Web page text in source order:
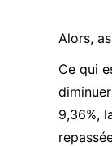
Alors,
Ce qui
9,36%,